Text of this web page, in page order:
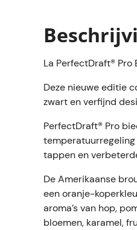
La PerfectDraft®
Deze nieuwe editie
zwart en verfijnd
PerfectDraft® Pro
temperatuurregeling
tappen en
De Amerikaanse
een oranje-
aroma’s van hop,
bloemen, karamel,